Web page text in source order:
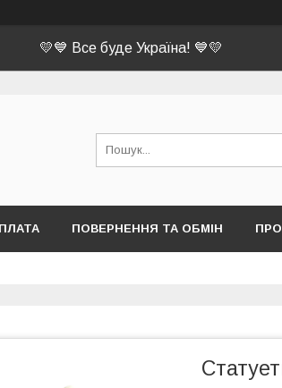
💛💙 Все буде Україна! 💙💛
ПОВЕРНЕННЯ ТА ОБМІН